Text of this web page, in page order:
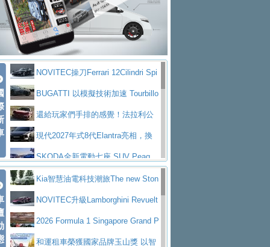
拌車 消防車除了滅火裝備還需要什麼？
一探SITRAK “準” 消防車的究竟
大益金龍初試啼聲，汽柴油5噸貨車
不是對手正宗年鑑2025年全球自動車年鑑1月
下旬問世！2024第六屆ISUZU運轉職人挑戰賽
首度前進南台灣熱烈開戰
豪華電能休旅新星 Audi Q4 Sportba
ck 55 e-tron S lineScania Taiwan 逆風而行，加深力
道投資布局
大型 SUV 鎖定七人座豪華市場
BMW攜手漫威電影【蜘蛛人：重生
日】 Skoda 發表全新 Peaq 內裝：七人
座純電旗艦 SUV，行李廂最大可達 935 公
升
全新純電 Mercedes-Benz C 400 4
MATIC Electric 登場
奢華與科技大躍進，MAZDA全新3
代CX-5全方位進化提前亮相並展開預售94.9
萬起
馬自達公布 2027 年式 MX-5 更
新，新增 Yakudo 特別版
Skoda Peaq 發表全新電動動力系
統 最長續航逾 640 公里、支援雙向供電
BMW M2 首度導入 xDrive 四驅，
美國與瑞士需求成關鍵推手
The all-new T-Roc 魅力 自成焦點
Maserati GT2 Stradale「Tribute to
MC12」全球首度亮相
迎接 RANGE ROVER 品牌家族第
五位成員 全新 RANGE ROVER GT 預告登
場
造型華麗時尚、科技座艙再進化，P
eugeot 208小改款發表上市94.8萬起
NOVITEC操刀Ferrari 12Cilindri Spi
der 碳纖維空力、鍛造輪圈與Inconel排氣
上身
BUGATTI 以模擬技術加速 Tourbillo
n 動態開發還給玩家們手排的感覺！法拉利公
布12Cilidri Manaule手排超跑產品細節
現代2027年式8代Elantra亮相，換
裝更銳利的造型、更先進的資訊娛樂系統及
更高效的動力
SKODA全新電動七座 SUV Peaq
問世，擁有品牌史上最寬敞且豪華的座艙
AUDI推出首款高性能油電超跑Nuvo
lari，0到100公里加速2.6秒、極速350公里
／小時
百年三叉戟傳奇再啟程 Maserati 重
返 1000 Miglia 傳承競速榮耀
法拉利首款純電跑車Luce亮相，最
大馬力超過1000匹並具備530公里最大續航
小車大空間、座艙科技更先進，SK
Kia智慧油電科技潮旅The new Ston
ic 1-7月累計銷量創歷史新高
NOVITEC升級Lamborghini Revuelt
o 綜效輸出增至1,048匹
2026 Formula 1 Singapore Grand P
rix 新加坡大獎賽 Audi 極速之旅開放報名
和運租車榮獲國家品牌玉山獎 以智